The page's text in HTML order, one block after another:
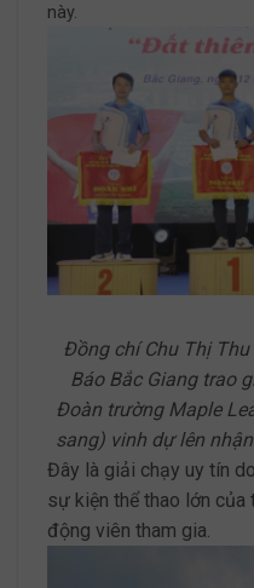
này.
Đồng chí Chu Thị
Báo Bắc Giang trao
Đoàn trường Maple
sang) vinh dự lên
Đây là giải chạy uy tín
sự kiện thể thao lớn của
động viên tham gia.